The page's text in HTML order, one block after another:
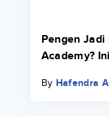
Pengen
Academy?
By Hafendra